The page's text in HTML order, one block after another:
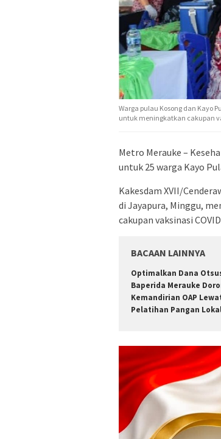
Warga pulau Kosong dan Kayo
untuk meningkatkan cakupan
Metro Merauke –
untuk 25 warga Kayo
Kakesdam XVII/
di Jayapura, Minggu,
cakupan vaksinasi
BACAAN LAINNYA
Optimalkan Dana
Baperida Merauke
Kemandirian OAP
Pelatihan Pangan